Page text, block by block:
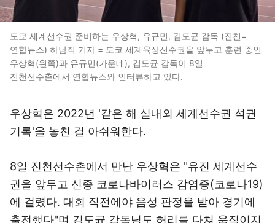
도쿄 세계선수권 준비하는 우상혁, 유규민, 김도균 감독 (진천=
연합뉴스) 하남직 기자 = 도쿄 세계육상선수권을 앞두고 훈련 중인
우상혁(왼쪽)과 유규민(가운데), 김도균 감독이 8일
진천선수촌에서 연합뉴스와 인터뷰하고 있다.
우상혁은 2022년 '같은 해 실내외 세계선수권 석권
기록'을 놓친 걸 아쉬워한다.
8일 진천선수촌에서 만난 우상혁은 "유진 세계선수
권을 앞두고 신종 코로나바이러스 감염증(코로나19)
에 걸렸다. 대회 직전에야 음성 판정을 받아 경기에
출전했다"며 김도균 감독님도 허리를 다쳐 움직이지